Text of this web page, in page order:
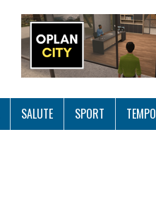
SALUTE SPORT